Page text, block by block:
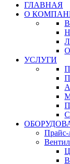
ГЛАВНАЯ
О
УСЛУГИ